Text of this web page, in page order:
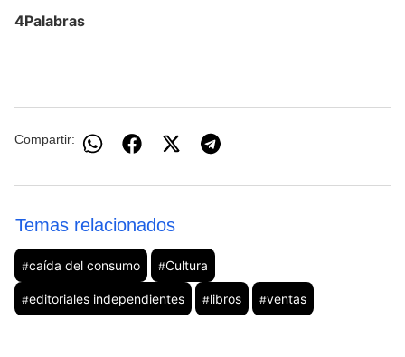
4Palabras
Compartir:
Temas relacionados
#caída del consumo #Cultura
#editoriales independientes #libros #ventas